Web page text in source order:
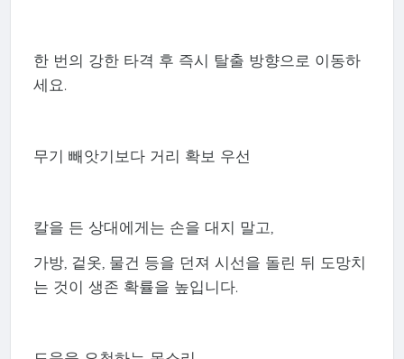
한 번의 강한 타격 후 즉시 탈출 방향으로 이동하
세요.
무기 빼앗기보다 거리 확보 우선
칼을 든 상대에게는 손을 대지 말고,
가방, 겉옷, 물건 등을 던져 시선을 돌린 뒤 도망치
는 것이 생존 확률을 높입니다.